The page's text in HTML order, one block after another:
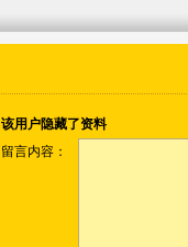
该用户隐藏了资料
留言内容：